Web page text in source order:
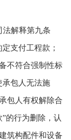
法解释第九条
支付工程款；
不符合强制性标
包人无法施
包人有权解除合
的行为删除，认
筑构配件和设备